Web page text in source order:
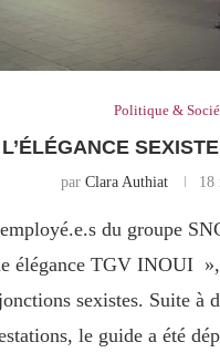
Politique &
L’ÉLÉGANCE
parClara Authiat 18
du groupe
élégance TGV INOUI »,
sexistes. Suite à
le guide a été